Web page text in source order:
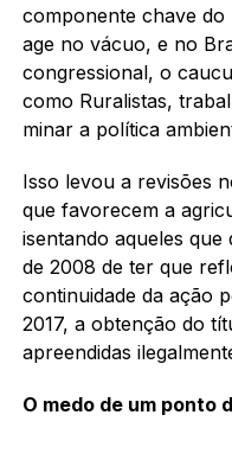
componente chave
age no vácuo, e no
congressional, o
como Ruralistas,
minar a política
Isso levou a revisões
que favorecem a
isentando aqueles que
de 2008 de ter que
continuidade da ação
2017, a obtenção do
apreendidas
O medo de um ponto